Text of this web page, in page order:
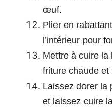
œuf.
Plier en
l’intérieur pour
Mettre à cuire la
friture chaude et
Laissez dorer la
et laissez cuire